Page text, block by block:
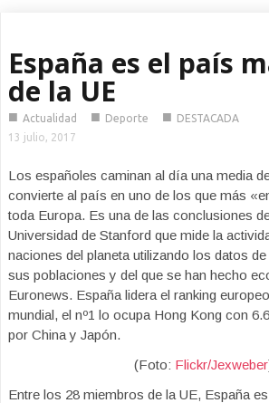
España es el país
de la UE
■ Actualidad ■ Deporte ■ DESTACADA
13 julio, 2017
Los españoles caminan al día una media
convierte al país en uno de los que más
toda Europa. Es una de las conclusiones
Universidad de Stanford que mide la
naciones del planeta utilizando los datos
sus poblaciones y del que se han hecho
Euronews. España lidera el ranking
mundial, el nº1 lo ocupa Hong Kong con
por China y Japón.
(Foto: Flickr/Jexweber
Entre los 28 miembros de la UE, España